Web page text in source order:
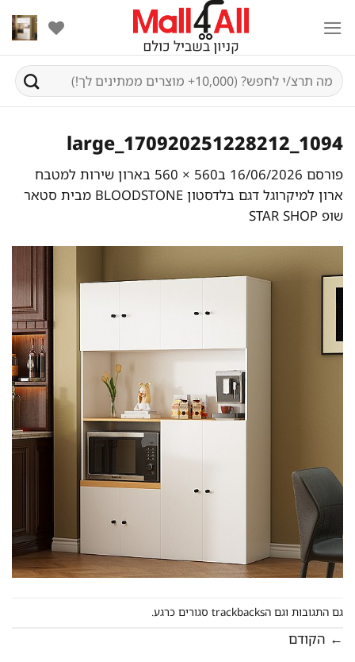
content
חיפוש
עבור:
1094_170920251228212_large
פורסם 16/06/2026 ב560 × 560 בארון שירות למטבח
ארון למיקרוגל דגם בלדסטון BLOODSTONE מבית סטאר
שופ STAR SHOP
גם התגובות וגם הtrackbacks סגורים כרגע.
← הקודם